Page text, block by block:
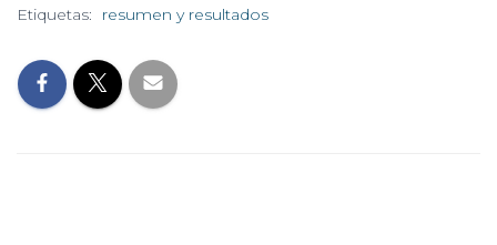
Etiquetas: resumen y resultados